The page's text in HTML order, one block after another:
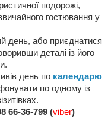
подорожі,
гостювання у
день, або приєднатися
деталі із його
день по календарю
по одному із
66-36-799 (viber)